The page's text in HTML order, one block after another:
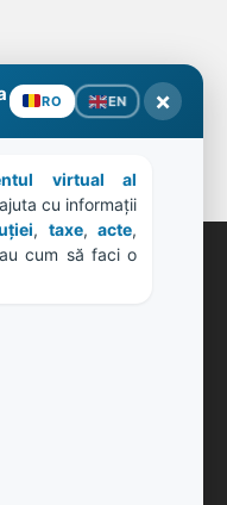
RO EN ×
virtual al
cu informații
, taxe, acte
sau cum să faci o